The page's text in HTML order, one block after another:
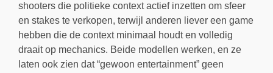
shooters die politieke context actief inzetten om sfeer
en stakes te verkopen, terwijl anderen liever een game
hebben die de context minimaal houdt en volledig
draait op mechanics. Beide modellen werken, en ze
laten ook zien dat “gewoon entertainment” geen